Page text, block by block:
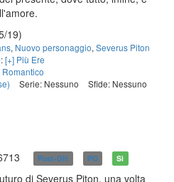
19)
, Nuovo personaggio, Severus Piton
[+] Più Ere
Romantico
Serie: Nessuno
Sfide: Nessuno
Post-DH PG Sì
di Severus Piton, una volta